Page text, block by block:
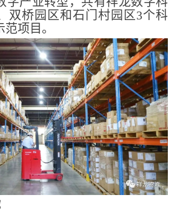
双桥园区和石门村园区3个科
项目。